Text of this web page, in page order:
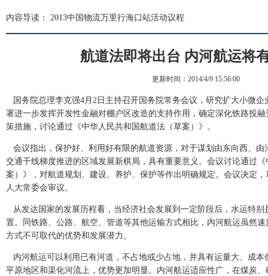
内容导读： 2013中国物流万里行海口站活动议程
航道法即将出台 内河航运将
更新时间：2014/4/9 15:56:00
国务院总理李克强4月2日主持召开国务院常务会议，研究扩大小微企
署进一步发挥开发性金融对棚户区改造的支持作用，确定深化铁路投
策措施，讨论通过《中华人民共和国航道法（草案）》。
会议指出，保护好、利用好有限的航道资源，对于谋划由东向西、由
交通干线梯度推进的区域发展新棋局，具有重要意义。会议讨论通过
案）》，对航道规划、建设、养护、保护等作出明确规定。会议决定
人大常委会审议。
从发达国家的发展历程看，当经济社会发展到一定阶段后，水运特别
置。同铁路、公路、航空、管道等其他运输方式相比，内河航运虽然
方式不可取代的优势和发展潜力。
内河航运可以利用已有河道，不占地或少占地，并具有运量大、成本
平原地区和渠化河流上，优势更加明显。内河航运适应性广，在煤炭